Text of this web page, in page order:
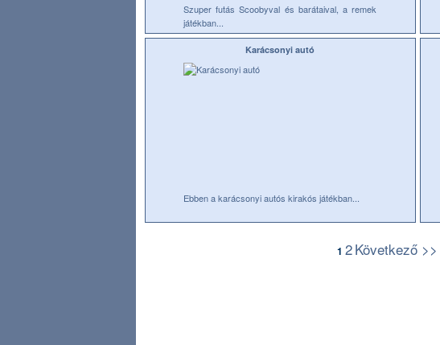
Szuper futás Scoobyval és barátaival, a remek
játékban...
Karácsonyi autó
Ebben a karácsonyi autós kirakós játékban...
1 2Következő >>